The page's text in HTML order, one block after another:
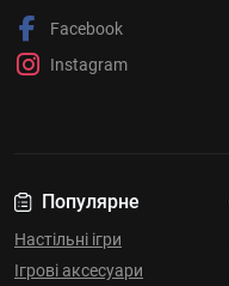
Популярне
Настільні ігри
Ігрові аксесуари
Facebook
Instagram